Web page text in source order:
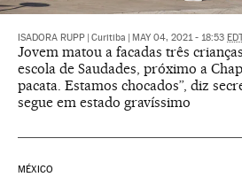
ISADORA RUPP Curitiba MAY 04, 2021 - 18:53
Jovem matou a facadas três
escola de Saudades, próximo a
pacata. Estamos chocados”, diz
segue em estado gravíssimo
MÉXICO